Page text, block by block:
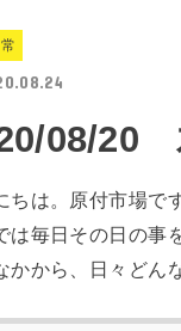
08/20
ちは。原付市場です
は毎日その日の事
かから、日々どん